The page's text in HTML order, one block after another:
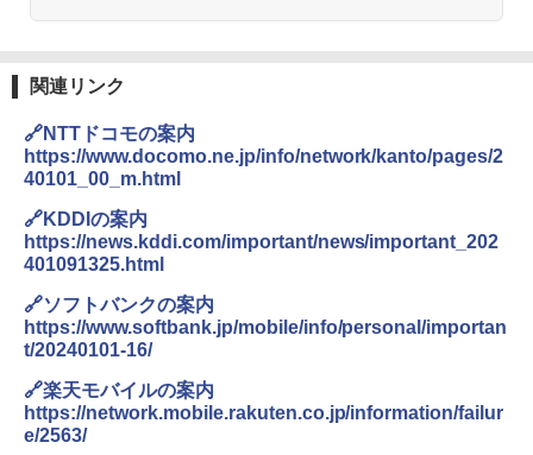
関連リンク
🔗NTTドコモの案内
https://www.docomo.ne.jp/info/network/kanto/pages/2
40101_00_m.html
🔗KDDIの案内
https://news.kddi.com/important/news/important_202
401091325.html
🔗ソフトバンクの案内
https://www.softbank.jp/mobile/info/personal/importan
t/20240101-16/
🔗楽天モバイルの案内
https://network.mobile.rakuten.co.jp/information/failur
e/2563/